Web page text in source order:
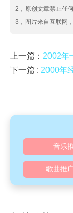
2，原创文章禁止任
3，图片来自互联网
上一篇： 2002年
下一篇 : 2000年
音乐
歌曲推